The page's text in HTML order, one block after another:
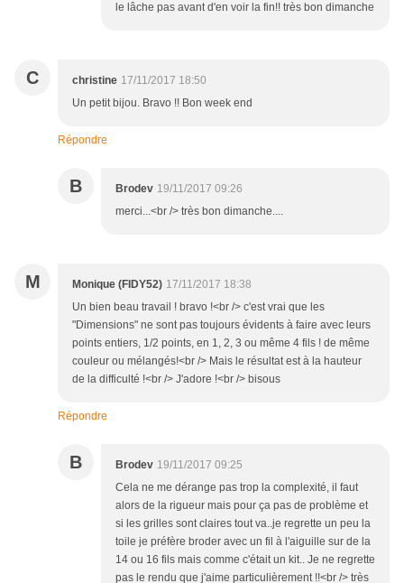
le lâche pas avant d'en voir la fin!! très bon dimanche
C christine 17/11/2017 18:50
Un petit bijou. Bravo !! Bon week end
Répondre
B Brodev 19/11/2017 09:26
merci...<br /> très bon dimanche....
M Monique (FIDY52) 17/11/2017 18:38
Un bien beau travail ! bravo !<br /> c'est vrai que les
"Dimensions" ne sont pas toujours évidents à faire avec leurs
points entiers, 1/2 points, en 1, 2, 3 ou même 4 fils ! de même
couleur ou mélangés!<br /> Mais le résultat est à la hauteur
de la difficulté !<br /> J'adore !<br /> bisous
Répondre
B Brodev 19/11/2017 09:25
Cela ne me dérange pas trop la complexité, il faut
alors de la rigueur mais pour ça pas de problème et
si les grilles sont claires tout va..je regrette un peu la
toile je préfère broder avec un fil à l'aiguille sur de la
14 ou 16 fils mais comme c'était un kit.. Je ne regrette
pas le rendu que j'aime particulièrement !!<br /> très